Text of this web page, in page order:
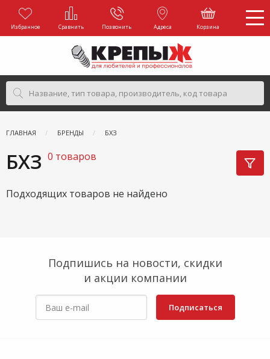
Избранное Сравнить Позвонить Адреса Корзина
ГЛАВНАЯ БРЕНДЫ БХЗ
БХЗ 0 товаров
Подходящих товаров не найдено
Подпишись на новости, скидки
и акции компании
Подписаться